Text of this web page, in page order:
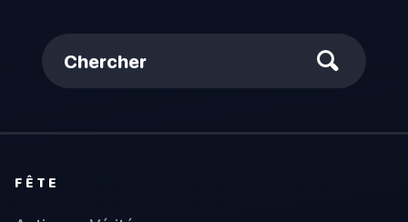
Chercher
FÊTE